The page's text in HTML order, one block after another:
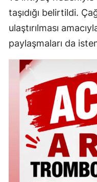
taşıdığı belirtildi.
ulaştırılması
paylaşmaları da